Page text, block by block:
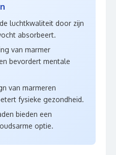
luchtkwaliteit door zijn
absorbeert.
van marmer
bevordert mentale
van marmeren
fysieke gezondheid.
bieden een
optie.